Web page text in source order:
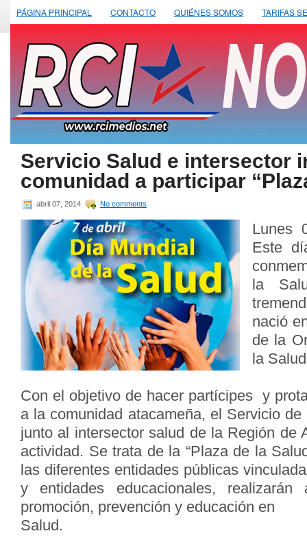
PÁGINA PRINCIPAL CONTACTO QUIÉNES SOMOS TARIFAS
Servicio Salud e intersector
comunidad a participar
abril 07, 2014 No comments
Lunes
Este
la
nació
de la
la
Con el objetivo de hacer partícipes y
a la comunidad atacameña, el Servicio
junto al intersector salud de la Región de
actividad. Se trata de la “Plaza de la
las diferentes entidades públicas
y entidades educacionales, realizarán
promoción, prevención y educación en
Salud.